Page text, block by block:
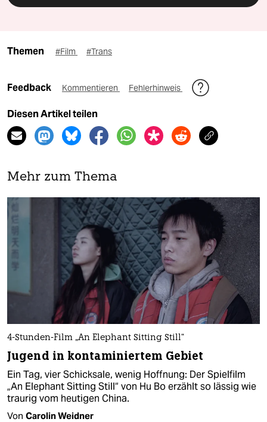
Themen #Film #Trans
Feedback Kommentieren Fehlerhinweis
Diesen Artikel teilen
Mehr zum Thema
4-Stunden-Film „An Elephant Sitting Still“
Jugend in kontaminiertem Gebiet
Ein Tag, vier Schicksale, wenig Hoffnung: Der Spielfilm
„An Elephant Sitting Still“ von Hu Bo erzählt so lässig wie
traurig vom heutigen China.
Von Carolin Weidner